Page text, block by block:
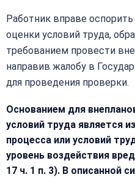
Работник вправе
оценки условий труда,
требованием провести
направив жалобу в
для проведения проверки.
Основанием для
условий труда является
процесса или условий
уровень воздействия
17 ч. 1 п. 3). В описанной